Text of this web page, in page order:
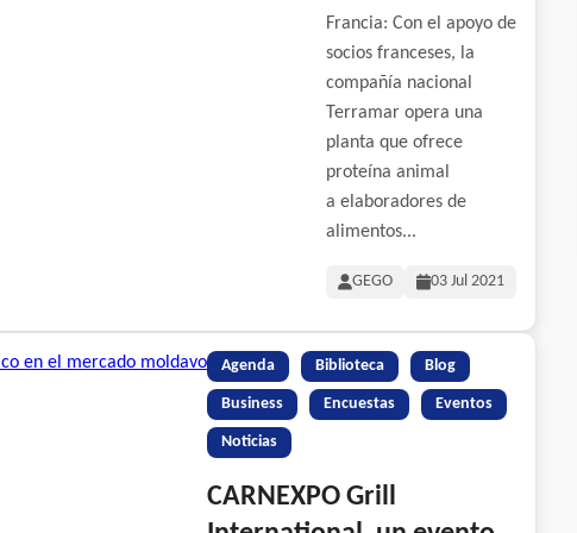
Francia: Con el apoyo de
socios franceses, la
compañía nacional
Terramar opera una
planta que ofrece
proteína animal
a elaboradores de
alimentos...
GEGO 03 Jul 2021
Agenda Biblioteca Blog
Business Encuestas Eventos
Noticias
CARNEXPO Grill